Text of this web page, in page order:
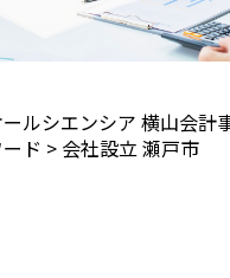
ルシエンシア 横山会計
ド > 会社設立 瀬戸市